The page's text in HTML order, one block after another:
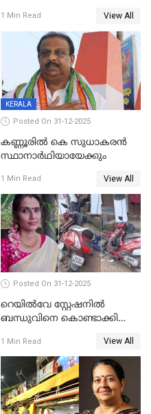
1 Min Read View All
KERALA
Posted On 31-12-2025
കണ്ണൂരിൽ കെ സുധാകരൻ
സ്ഥാനാർഥിയായേക്കും
1 Min Read View All
Posted On 31-12-2025
റെയിൽവേ സ്റ്റേഷനിൽ
ബന്ധുവിനെ കൊണ്ടാക്കി
ലോറി സ്കൂട്ടറിൽ ഇടിച്ചു :
യുവതിക്ക് ദാരുണാന്ത്യം
1 Min Read View All